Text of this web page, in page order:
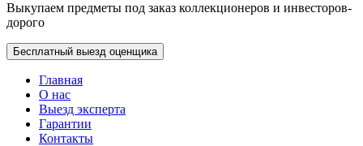
Выкупаем предметы под заказ коллекционеров и инвесторов-
дорого
Бесплатный выезд оценщика
Главная
О нас
Выезд эксперта
Гарантии
Контакты